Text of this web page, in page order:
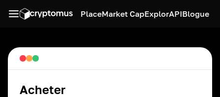
PlaceMarket CapExplorAPIBlogue
Acheter